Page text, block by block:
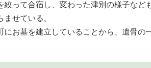
絞って合宿し、変わった津別の様子など
ませている。
にお墓を建立していることから、遺骨の